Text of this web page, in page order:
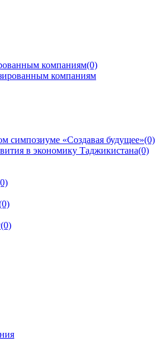
компаниям(0)
симпозиуме «Создавая будущее»(0)
в экономику Таджикистана(0)
(0)